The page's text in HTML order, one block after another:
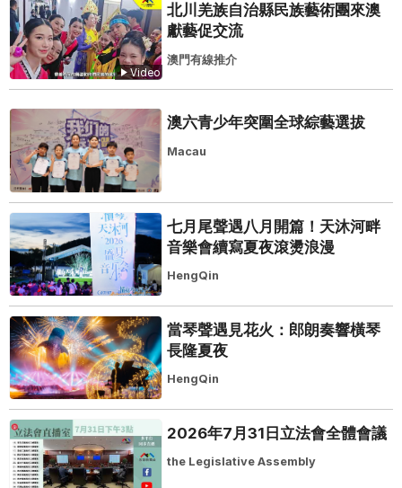
Video
北川羌族自治縣民族藝術團來澳
獻藝促交流
澳門有線推介
澳六青少年突圍全球綜藝選拔
Macau
七月尾聲遇八月開篇！天沐河畔
音樂會續寫夏夜滾燙浪漫
HengQin
當琴聲遇見花火：郎朗奏響橫琴
長隆夏夜
HengQin
2026年7月31日立法會全體會議
the Legislative Assembly